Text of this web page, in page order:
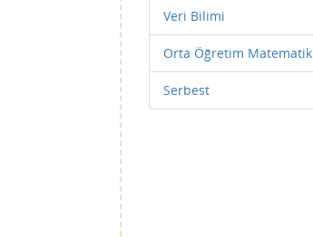
Veri Bilimi
Orta Öğretim Matematik
Serbest